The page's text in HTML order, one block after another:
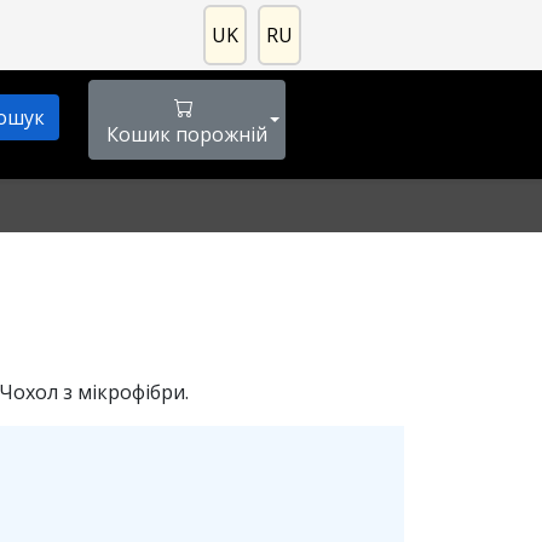
UK RU
Кошик порожній
з мікрофібри.